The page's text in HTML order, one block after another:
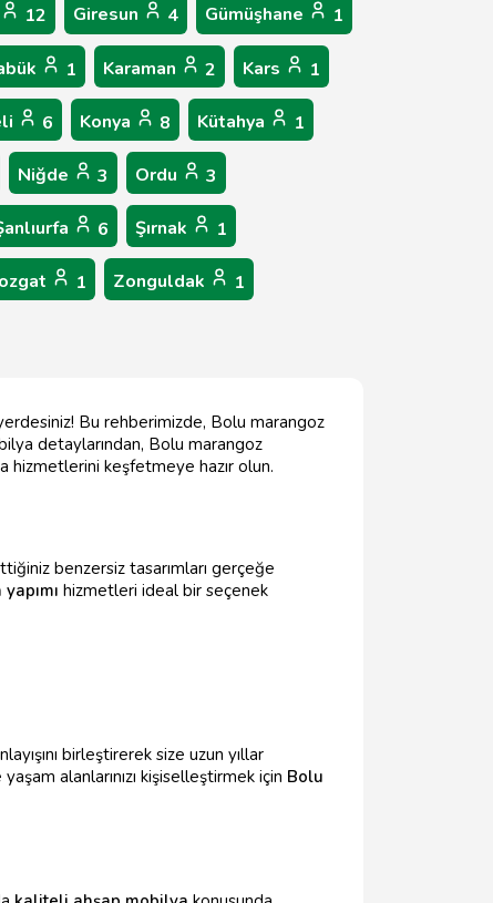
12 Giresun 4 Gümüşhane 1
1 Karaman 2 Kars 1
6 Konya 8 Kütahya 1
Niğde 3 Ordu 3
6 Şırnak 1
1 Zonguldak 1
Bu rehberimizde, Bolu marangoz
detaylarından, Bolu marangoz
hizmetlerini keşfetmeye hazır olun.
benzersiz tasarımları gerçeğe
hizmetleri ideal bir seçenek
birleştirerek size uzun yıllar
yaşam alanlarınızı kişiselleştirmek için Bolu